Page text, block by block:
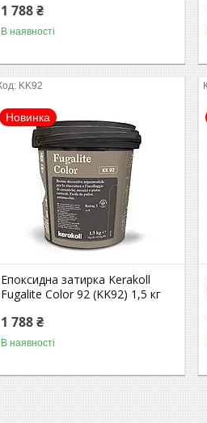
1 788 ₴
В наявності
KK92
Новинка
Епоксидна затирка Kerakoll
Fugalite Color 92 (KK92) 1,5 кг
1 788 ₴
В наявності